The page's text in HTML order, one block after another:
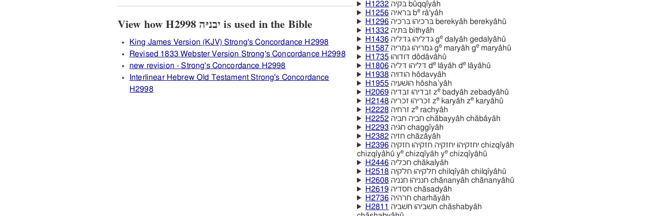
View how H2998 יבניּה is used in the Bible
King James Version (KJV) Strong's Concordance H2998
Revised 1833 Webster Version Strong's Concordance H2998
new revision - Strong's Concordance H2998
Interlinear Hebrew Old Testament Strong's Concordance
H2998
H1232
בּקּיּה bûqqı̂yâh
H1256
בּראיה berâ'yâh
H1296
בּרכיהוּ בּרכיה berekyâh berekyâhû
H1332
בּתיה bithyâh
H1436
גּדליהוּ גּדליה gedalyâh gedalyâhû
H1587
גּמריהוּ גּמריה gemaryâh gemaryâhû
H1735
דּודוהוּ dôdâvâhû
H1806
דּליהוּ דּליה delâyâh delâyâhû
H1938
הודויה hôdavyâh
H1955
הושׁעיה hôsha‛yâh
H2069
זבדיהוּ זבדיה zebadyâh zebadyâhû
H2148
זכריהוּ זכריה zekaryâh zekaryâhû
H2228
זרחיה zerachyâh
H2252
חביה חביּה chăbayyâh chăbâyâh
H2293
חגּיּה chaggı̂yâh
H2382
חזיה chăzâyâh
H2396יחזקיּהוּ יחזקיּה חזקיּהוּ חזקיּה chizqı̂yâh
chizqı̂yâhû ye chizqı̂yâh ye chizqı̂yâhû
H2446
חכליה chăkalyâh
H2518
חלקיּהוּ חלקיּה chilqı̂yâh chilqı̂yâhû
H2608
חנניהוּ חנניה chănanyâh chănanyâhû
H2619
חסדיה chăsadyâh
H2736
חרהיה charhăyâh
H2811